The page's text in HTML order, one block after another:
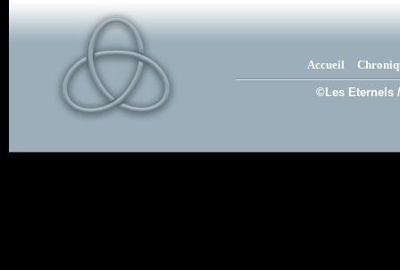
Accueil
©Les Eternels